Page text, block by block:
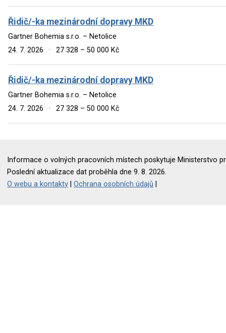
Řidič/-ka mezinárodní dopravy MKD
Gartner Bohemia s.r.o. – Netolice
24. 7. 2026
· 27 328 – 50 000 Kč
Řidič/-ka mezinárodní dopravy MKD
Gartner Bohemia s.r.o. – Netolice
24. 7. 2026
· 27 328 – 50 000 Kč
Informace o volných pracovních místech poskytuje Ministerstvo
Poslední aktualizace dat proběhla dne 9. 8. 2026.
O webu a kontakty |Ochrana osobních údajů